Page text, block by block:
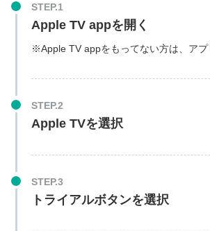
STEP.1
Apple TV appを開く
※Apple TV appをもってない方は、ア
STEP.2
Apple TVを選択
STEP.3
トライアルボタンを選択